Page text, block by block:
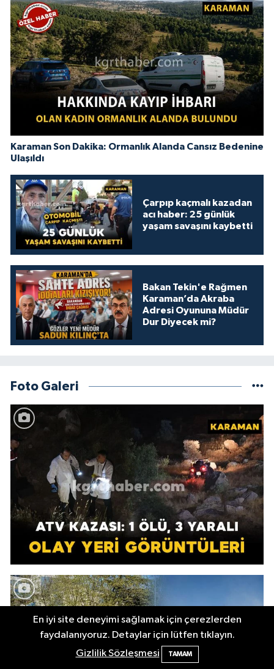
Karaman Son Dakika: Ormanlık Alanda Cansız Bedenine
Ulaşıldı
Çarpıp kaçmalı kazadan
acı haber: 25 günlük
yaşam savaşını kaybetti
Bakan Tekin'e Rağmen
Karaman’da Akraba
Adresi Oyununa Müdür
Dur Diyecek mi?
Foto Galeri
En iyi site deneyimi sağlamak için çerezlerden
faydalanıyoruz. Detaylar için lütfen tıklayın.
Gizlilik Sözleşmesi
TAMAM